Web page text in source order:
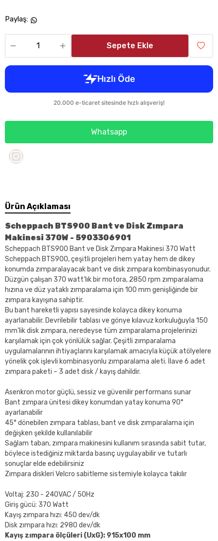
Paylaş:
Sepete Ekle
Whatsapp
Ürün Açıklaması
Scheppach BTS900 Bant ve Disk Zımpara
Makinesi 370W - 5903306901
Scheppach BTS900 Bant ve Disk Zımpara Makinesi 370 Watt
Scheppach BTS900, çeşitli projeleri hem yatay hem de dikey
konumda zımparalayacak bant ve disk zımpara kombinasyonudur.
Düzgün çalışan 370 watt'lık bir motora, 2850 rpm zımparalama
hızına ve düz yataklı zımparalama için 100 mm genişliğinde bir
zımpara kayışına sahiptir.
Bu bant hareketli yapısı sayesinde kolayca dikey konuma
ayarlanabilir. Devrilebilir tablası ve gönye kılavuz korkuluğuyla 150
mm'lik disk zımpara, neredeyse tüm zımparalama projelerinizi
karşılamak için çok yönlülük sağlar. Çeşitli zımparalama
uygulamalarının ihtiyaçlarını karşılamak amacıyla küçük atölyelere
yönelik çok işlevli kombinasyonlu zımparalama aleti. İlave 6 adet
zımpara paketi – 3 adet disk / kayış dahildir.
Asenkron motor güçlü, sessiz ve güvenilir performans sunar
Bant zımpara ünitesi dikey konumdan yatay konuma 90°
ayarlanabilir
45° dönebilen zımpara tablası, bant ve disk zımparalama için
değişken şekilde kullanılabilir
Sağlam taban, zımpara makinesini kullanım sırasında sabit tutar,
böylece istediğiniz miktarda basınç uygulayabilir ve tutarlı
sonuçlar elde edebilirsiniz
Zımpara diskleri Velcro sabitleme sistemiyle kolayca takılır
Voltaj: 230 - 240VAC / 50Hz
Giriş gücü: 370 Watt
Kayış zımpara hızı: 450 dev/dk
Disk zımpara hızı: 2980 dev/dk
Kayış zımpara ölçüleri (UxG): 915x100 mm